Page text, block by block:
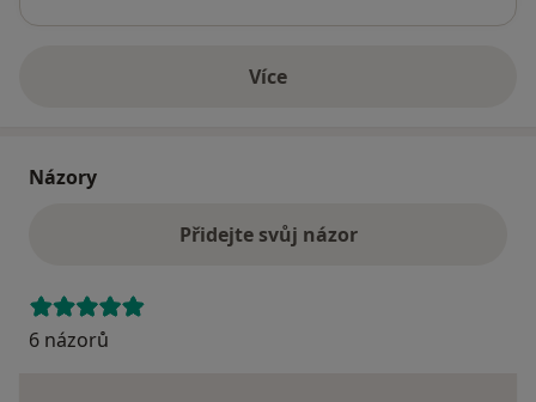
Víceo adrese
Názory
Přidejte svůj názor
6 názorů